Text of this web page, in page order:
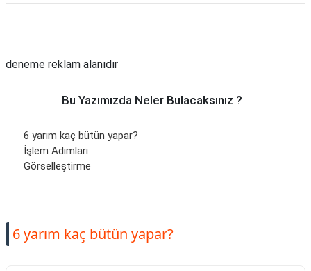
deneme reklam alanıdır
Bu Yazımızda Neler Bulacaksınız ?
6 yarım kaç bütün yapar?
İşlem Adımları
Görselleştirme
6 yarım kaç bütün yapar?